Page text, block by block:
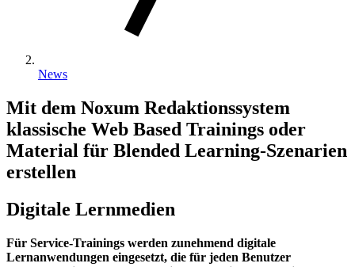
News
Mit dem Noxum Redaktionssystem
klassische Web Based Trainings oder
Material für Blended Learning-Szenarien
erstellen
Digitale Lernmedien
Für Service-Trainings werden zunehmend digitale
Lernanwendungen eingesetzt, die für jeden Benutzer